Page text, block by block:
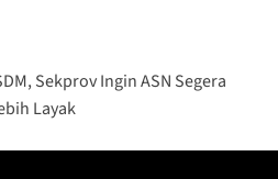
Sekprov Ingin ASN Segera
Layak